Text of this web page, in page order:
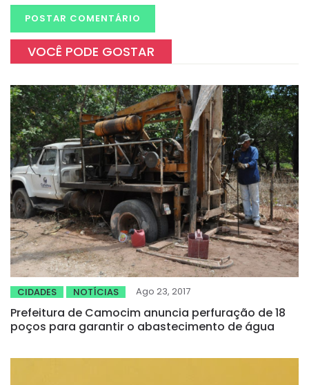
VOCÊ PODE GOSTAR
CIDADES NOTÍCIAS Ago 23, 2017
Prefeitura de Camocim anuncia perfuração de 18
poços para garantir o abastecimento de água